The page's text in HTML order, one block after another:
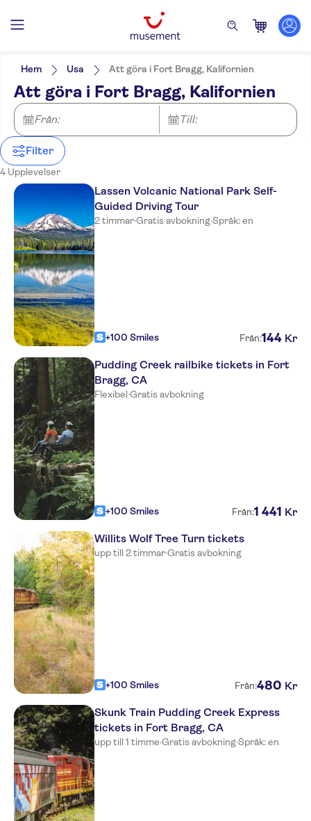
Filters
NO-PICKUP
Alternativ
Gratis avbokning
Omedelbar bekräftelse
Rundtur med Ljudguide
Attraktioner & guidade
Språk på utflykten
Hem Usa Att göra i Fort Bragg, Kalifornien
Att göra i Fort Bragg, Kalifornien
Från: Till:
Filter
4 Upplevelser
Lassen Volcanic National Park Self-
Guided Driving Tour
2 timmar·Gratis avbokning·Språk: en
+100 Smiles Från:144 Kr
Pudding Creek railbike tickets in Fort
Bragg, CA
Flexibel·Gratis avbokning
+100 Smiles Från:1 441 Kr
Willits Wolf Tree Turn tickets
upp till 2 timmar·Gratis avbokning
+100 Smiles Från:480 Kr
Skunk Train Pudding Creek Express
tickets in Fort Bragg, CA
upp till 1 timme·Gratis avbokning·Språk: en